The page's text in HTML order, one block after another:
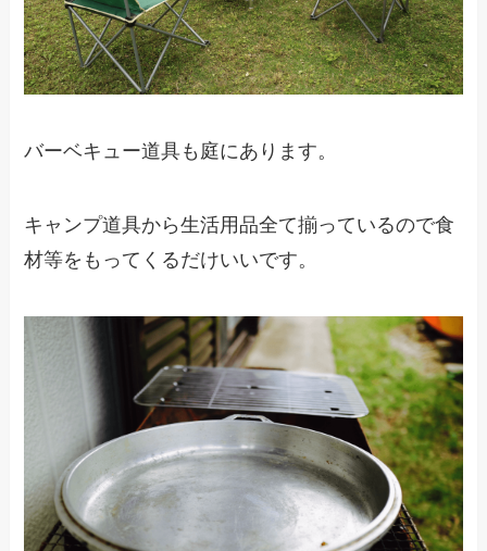
バーベキュー道具も庭にあります。
キャンプ道具から生活用品全て揃っているので食
材等をもってくるだけいいです。